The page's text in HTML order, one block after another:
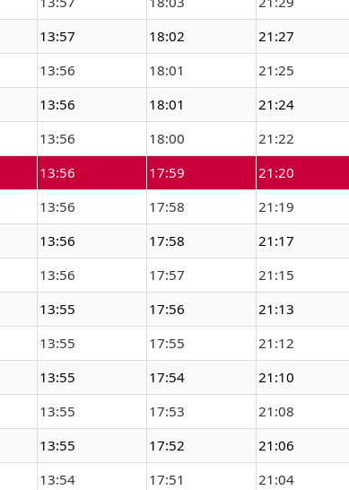
13:57 18:02 21:27
13:56 18:01 21:25
13:56 18:01 21:24
13:56 18:00 21:22
13:56 17:59 21:20
13:56 17:58 21:19
13:56 17:58 21:17
13:56 17:57 21:15
13:55 17:56 21:13
13:55 17:55 21:12
13:55 17:54 21:10
13:55 17:53 21:08
13:55 17:52 21:06
13:54 17:51 21:04